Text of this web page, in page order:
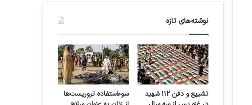
نوشته‌های تازه
تشییع و دفن ۱۱۲ شهید
سوءاستفاده تروریست‌ها